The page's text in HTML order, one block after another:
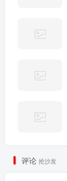
评论 抢沙发